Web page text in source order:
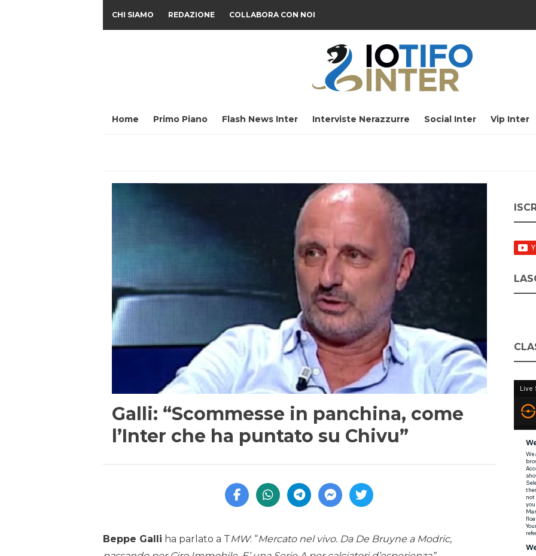
CHI SIAMO REDAZIONE COLLABORA CON NOI
Home Primo Piano Flash News Inter Interviste Nerazzurre Social Inter Vip Inter
Galli: “Scommesse in panchina, come
l’Inter che ha puntato su Chivu”
Beppe Galli ha parlato a TMW: “Mercato nel vivo. Da De Bruyne a Modric,